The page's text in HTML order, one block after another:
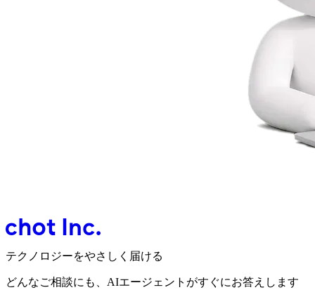
テクノロジーをやさしく届ける
どんなご相談にも、 AIエージェントがすぐにお答えします